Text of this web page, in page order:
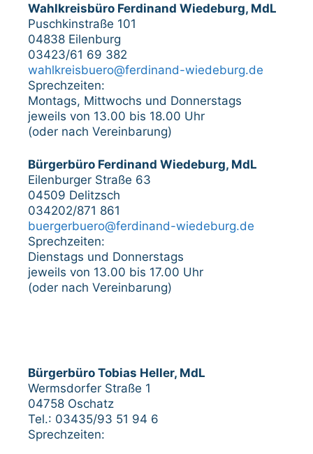
Wahlkreisbüro Ferdinand Wiedeburg, MdL
Puschkinstraße 101
04838 Eilenburg
03423/61 69 382
wahlkreisbuero@ferdinand-wiedeburg.de
Sprechzeiten:
Montags, Mittwochs und Donnerstags
jeweils von 13.00 bis 18.00 Uhr
(oder nach Vereinbarung)
Bürgerbüro Ferdinand Wiedeburg, MdL
Eilenburger Straße 63
04509 Delitzsch
034202/871 861
buergerbuero@ferdinand-wiedeburg.de
Sprechzeiten:
Dienstags und Donnerstags
jeweils von 13.00 bis 17.00 Uhr
(oder nach Vereinbarung)
Bürgerbüro Tobias Heller, MdL
Wermsdorfer Straße 1
04758 Oschatz
Tel.: 03435/93 51 94 6
Sprechzeiten: